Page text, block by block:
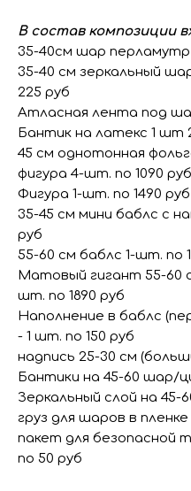
В состав композиции
35-40см шар перламутр
35-40 см зеркальный
225 руб
Атласная лента под
Бантик на латекс 1 шт
45 см однотонная
фигура 4-шт. по 1090 руб
Фигура 1-шт. по 1490 руб
35-45 см мини баблс с
руб
55-60 см баблс 1-шт. по
Матовый гигант 55-60
шт. по 1890 руб
Наполнение в баблс
- 1 шт. по 150 руб
надпись 25-30 см
Бантики на 45-60 шар/
Зеркальный слой на
груз для шаров в
пакет для безопасной
по 50 руб